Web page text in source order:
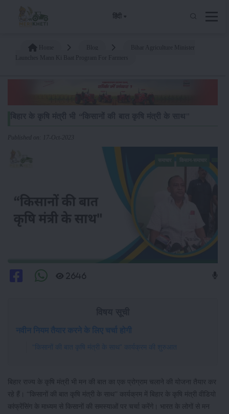
हिंदी
Published on: 17-Oct-2023
2646
नवीन नियम तैयार करने के लिए चर्चा होगी
“किसानों की बात कृषि मंत्री के साथ” कार्यक्रम की शुरुआत
बिहार राज्य के कृषि मंत्री भी मन की बात का एक प्रोग्राम चलाने की योजना तैयार कर
रहे हैं। “किसानों की बात कृषि मंत्री के साथ” कार्यक्रम में बिहार के कृषि मंत्री वीडियो
कांफ्रेंसिंग के माध्यम से किसानों की समस्याओं पर चर्चा करेंगे। भारत के लोगों से मन